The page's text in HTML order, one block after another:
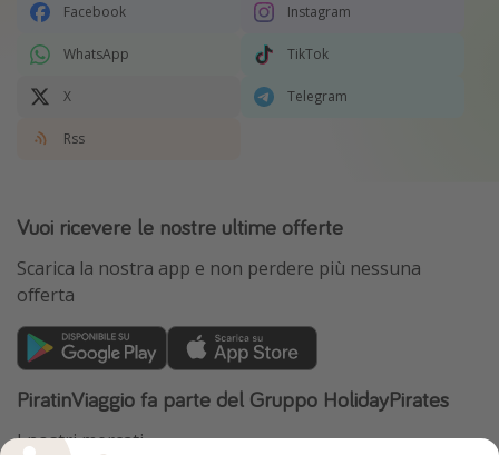
Facebook Instagram
WhatsApp TikTok
X Telegram
Rss
Vuoi ricevere le nostre ultime offerte
Scarica la nostra app e non perdere più nessuna
offerta
PiratinViaggio fa parte del Gruppo HolidayPirates
I nostri mercati